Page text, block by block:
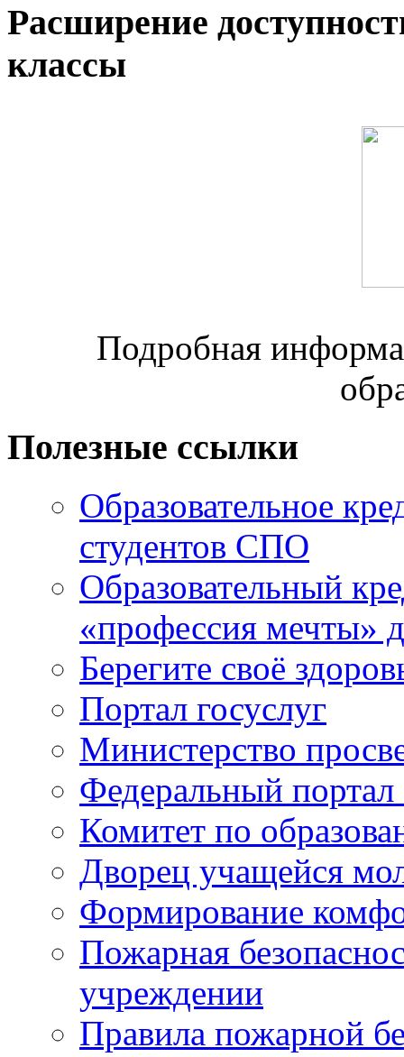
Расширение
классы
Подробная
Полезные ссылки
Образовательное
студентов СПО
Образовательный
«профессия мечты»
Берегите своё
Портал госуслуг
Министерство
Федеральный портал
Комитет по
Дворец учащейся
Формирование
Пожарная
учреждении
Правила пожарной